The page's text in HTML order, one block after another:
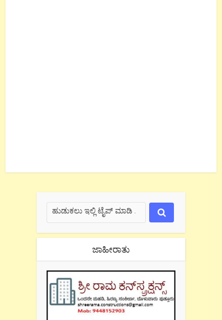
ಜಾಹೀರಾತು